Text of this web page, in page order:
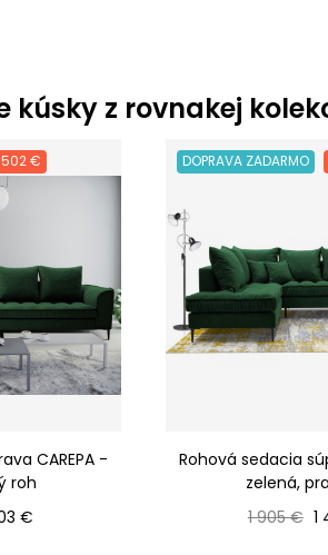
kúsky z rovnakej
€
CAREPA -
roh
€
DOPRAVA ZADARMO
Rohová sedacia
zelená,
Bežná
1 905 € 1